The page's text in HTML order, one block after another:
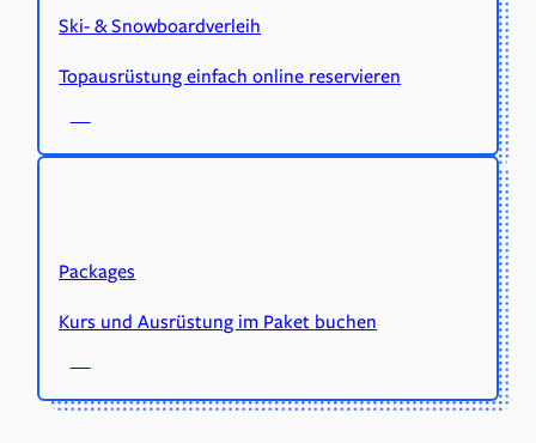
Ski- & Snowboardverleih
Topausrüstung einfach online reservieren
Packages
Kurs und Ausrüstung im Paket buchen